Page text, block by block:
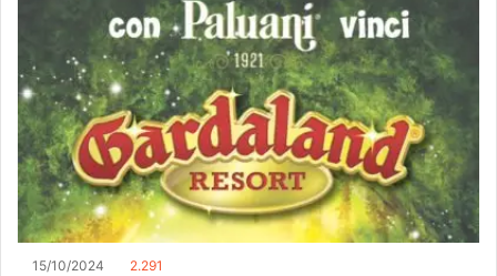
15/10/2024 2.291